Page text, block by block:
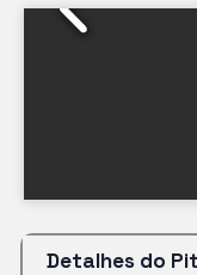
Detalhes do